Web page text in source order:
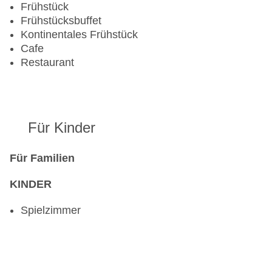
Frühstück
Frühstücksbuffet
Kontinentales Frühstück
Cafe
Restaurant
Für Kinder
Für Familien
KINDER
Spielzimmer